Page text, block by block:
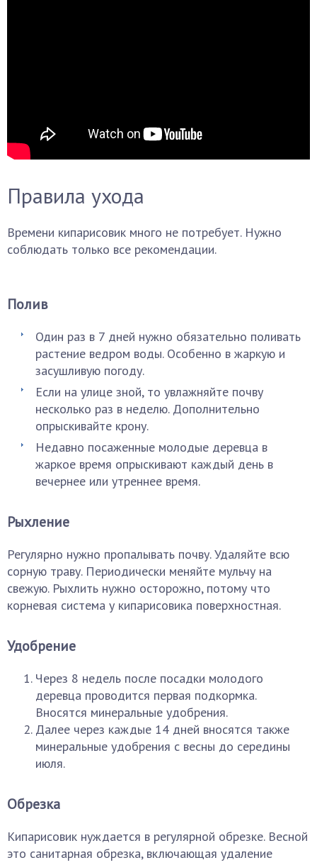
Правила ухода
Времени кипарисовик много не потребует. Нужно
соблюдать только все рекомендации.
Полив
Один раз в 7 дней нужно обязательно поливать
растение ведром воды. Особенно в жаркую и
засушливую погоду.
Если на улице зной, то увлажняйте почву
несколько раз в неделю. Дополнительно
опрыскивайте крону.
Недавно посаженные молодые деревца в
жаркое время опрыскивают каждый день в
вечернее или утреннее время.
Рыхление
Регулярно нужно пропалывать почву. Удаляйте всю
сорную траву. Периодически меняйте мульчу на
свежую. Рыхлить нужно осторожно, потому что
корневая система у кипарисовика поверхностная.
Удобрение
Через 8 недель после посадки молодого
деревца проводится первая подкормка.
Вносятся минеральные удобрения.
Далее через каждые 14 дней вносятся также
минеральные удобрения с весны до середины
июля.
Обрезка
Кипарисовик нуждается в регулярной обрезке. Весной
это санитарная обрезка, включающая удаление